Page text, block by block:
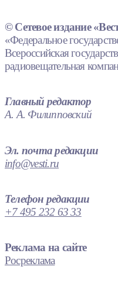
© Сетевое издание
«Федеральное
Всероссийская
радиовещательная
Главный редактор
А. А. Филипповский
Эл. почта редакции
info@vesti.ru
Телефон редакции
+7 495 232 63 33
Реклама на сайте
Росреклама